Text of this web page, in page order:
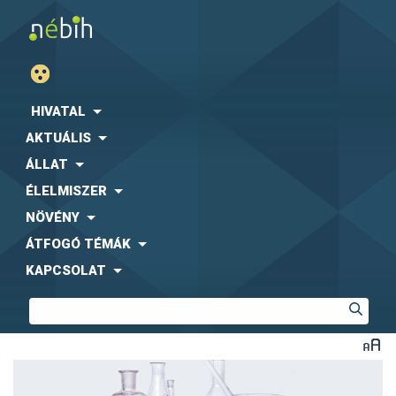
HIVATAL
AKTUÁLIS
ÁLLAT
ÉLELMISZER
NÖVÉNY
ÁTFOGÓ TÉMÁK
KAPCSOLAT